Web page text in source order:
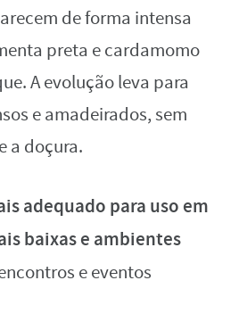
de forma intensa
preta e cardamomo
A evolução leva para
e amadeirados, sem
a doçura.
adequado para uso em
baixas e ambientes
e eventos